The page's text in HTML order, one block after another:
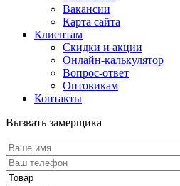
Вакансии
Карта сайта
Клиентам
Скидки и акции
Онлайн-калькулятор
Вопрос-ответ
Оптовикам
Контакты
Вызвать замерщика